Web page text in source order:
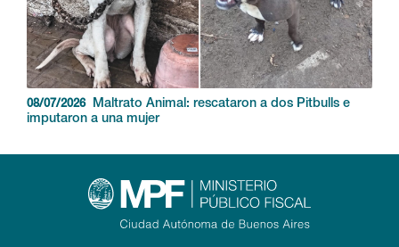
08/07/2026
Maltrato Animal: rescataron a dos Pitbulls e
imputaron a una mujer